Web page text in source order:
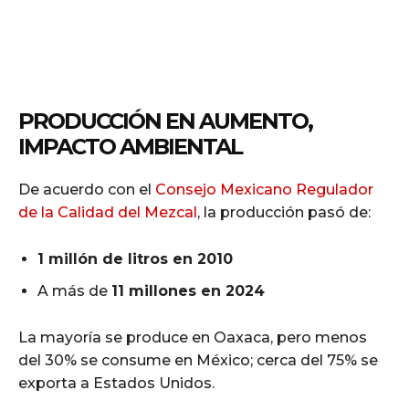
PRODUCCIÓN EN AUMENTO,
IMPACTO AMBIENTAL
De acuerdo con el Consejo Mexicano Regulador
de la Calidad del Mezcal , la producción pasó de:
1 millón de litros en 2010
A más de 11 millones en 2024
La mayoría se produce en Oaxaca, pero menos
del 30% se consume en México; cerca del 75% se
exporta a Estados Unidos.